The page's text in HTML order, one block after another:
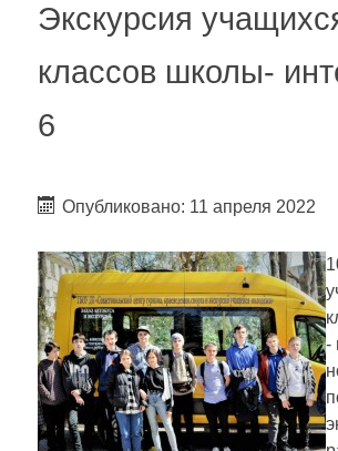
Экскурсия
классов школы-
6
Опубликовано: 11 апреля 2022
-